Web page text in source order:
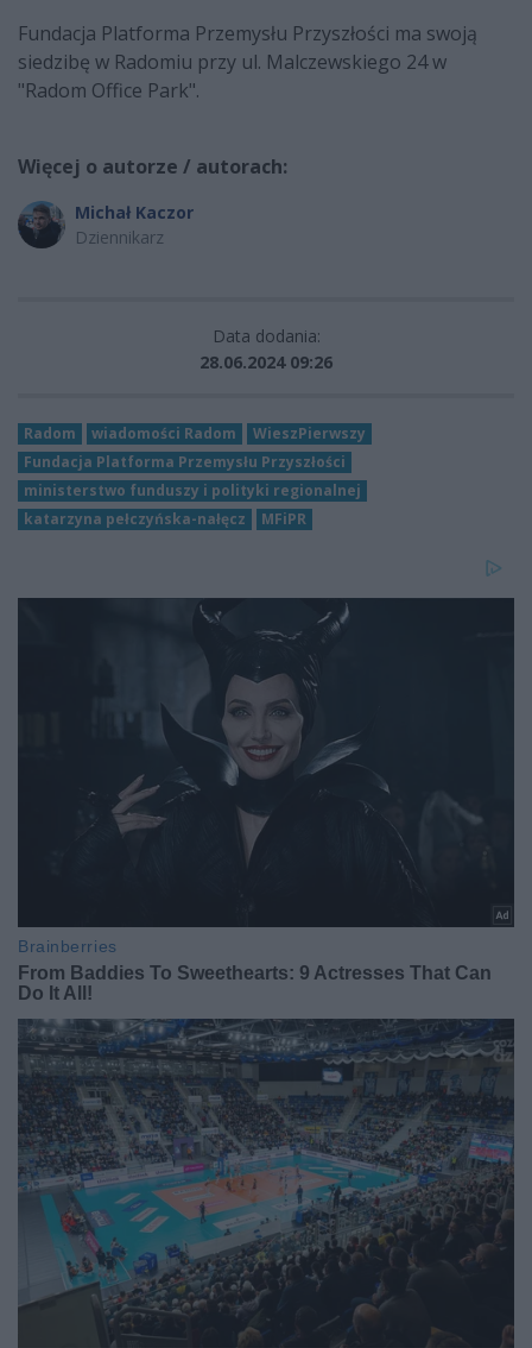
Fundacja Platforma Przemysłu Przyszłości ma swoją
siedzibę w Radomiu przy ul. Malczewskiego 24 w
"Radom Office Park".
Więcej o autorze / autorach:
Michał Kaczor
Dziennikarz
Data dodania:
28.06.2024 09:26
Radom wiadomości Radom
WieszPierwszy
Fundacja Platforma Przemysłu Przyszłości
ministerstwo funduszy i polityki regionalnej
katarzyna pełczyńska-nałęcz
MFiPR